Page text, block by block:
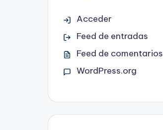
Acceder
Feed de entradas
Feed de comentarios
WordPress.org